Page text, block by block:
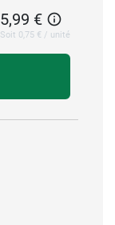
5,99 €
Soit 0,75 € / unité